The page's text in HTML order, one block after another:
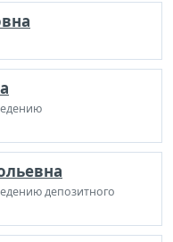
депозитного